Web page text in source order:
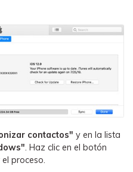
contactos" y en la lista
. Haz clic en el botón
proceso.